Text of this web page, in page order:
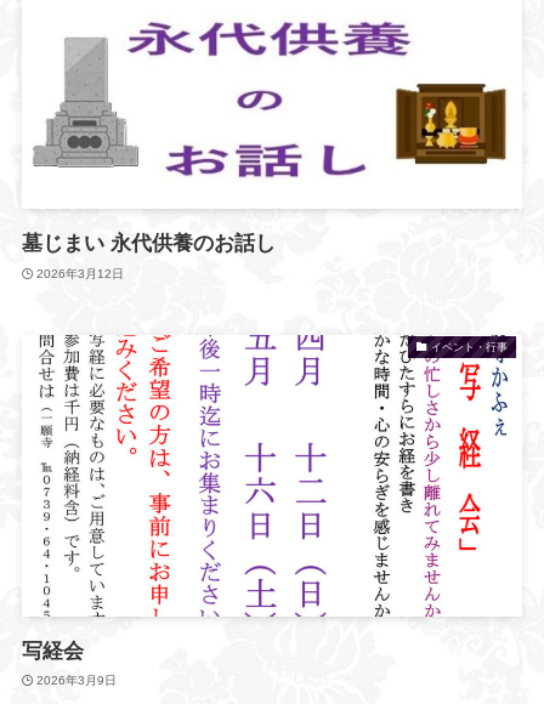
墓じまい 永代供養のお話し
2026年3月12日
イベント・行事
写経会
2026年3月9日